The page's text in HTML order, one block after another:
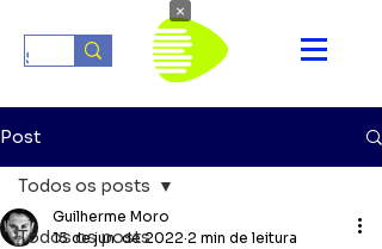
Post
Todos os posts
Todos os posts
Guilherme Moro
15 de jun. de 2022 2 min de leitura
×